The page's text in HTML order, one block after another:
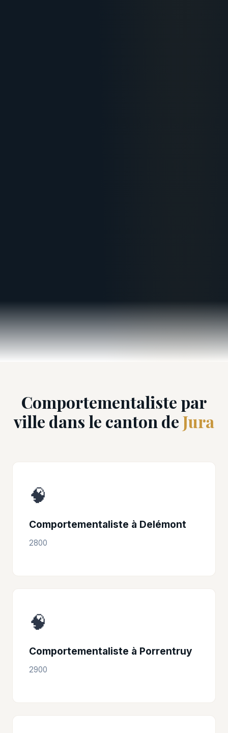
Comportementaliste par
ville dans le canton deJura
🧠
Comportementaliste à Delémont
2800
🧠
Comportementaliste à Porrentruy
2900